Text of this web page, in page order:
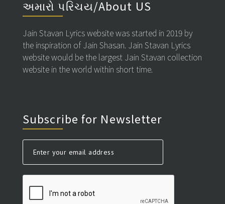
અમારો પરિચય/About US
Jain Stavan Lyrics website was started in 2019 by
the inspiration of Jain Shasan. Jain Stavan Lyrics
website would be the largest Jain Stavan collection
website in the world within short time.
Subscribe for Newsletter